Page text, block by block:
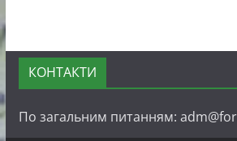
КОНТАКТИ
По загальним питанням: